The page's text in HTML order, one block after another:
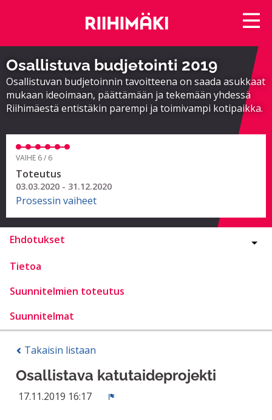
Osallistuva budjetointi 2019
Osallistuvan budjetoinnin tavoitteena on saada asukkaat
mukaan ideoimaan, päättämään ja tekemään yhdessä
Riihimäestä entistäkin parempi ja toimivampi kotipaikka.
VAIHE 6 / 6
Toteutus
03.03.2020 - 31.12.2020
Prosessin vaiheet
Ehdotukset
Tietoa
Suunnitelmien toteutus
Suunnitelmat
Takaisin listaan
Osallistava katutaideprojekti
17.11.2019 16:17